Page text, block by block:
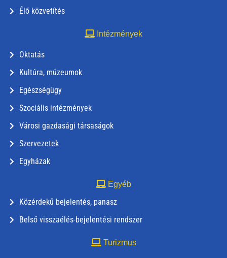
Élő közvetítés
Intézmények
Oktatás
Kultúra, múzeumok
Egészségügy
Szociális intézmények
Városi gazdasági társaságok
Szervezetek
Egyházak
Egyéb
Közérdekű bejelentés, panasz
Belső visszaélés-bejelentési rendszer
Turizmus